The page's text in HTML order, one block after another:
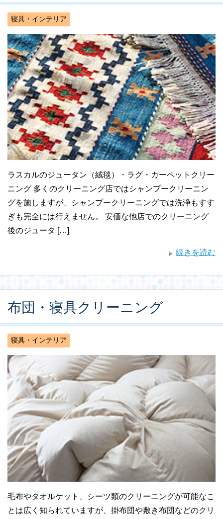
寝具・インテリア
ラスカルのジュータン（絨毯）・ラグ・カーペットクリー
ニング 多くのクリーニング店ではシャンプークリーニン
グを施しますが、シャンプークリーニングでは洗浄もすす
ぎも完全には行えません。 安価な他店でのクリーニング
後のジュータ […]
続きを読む
布団・寝具クリーニング
寝具・インテリア
毛布やタオルケット、シーツ類のクリーニングが可能なこ
とは広く知られていますが、掛布団や敷き布団などのクリ